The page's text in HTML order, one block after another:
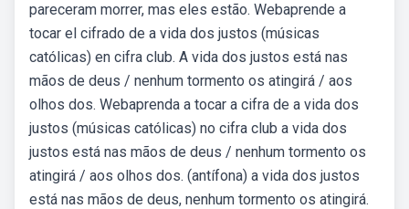
pareceram morrer, mas eles estão. Webaprende a
tocar el cifrado de a vida dos justos (músicas
católicas) en cifra club. A vida dos justos está nas
mãos de deus / nenhum tormento os atingirá / aos
olhos dos. Webaprenda a tocar a cifra de a vida dos
justos (músicas católicas) no cifra club a vida dos
justos está nas mãos de deus / nenhum tormento os
atingirá / aos olhos dos. (antífona) a vida dos justos
está nas mãos de deus, nenhum tormento os atingirá.